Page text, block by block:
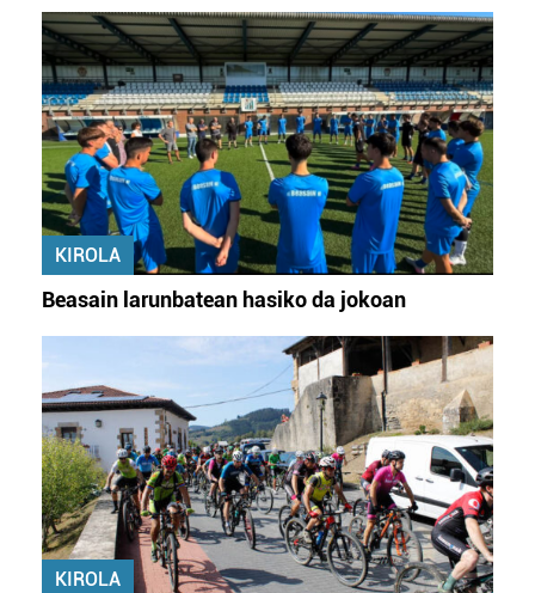
KIROLA
Beasain larunbatean hasiko da jokoan
KIROLA